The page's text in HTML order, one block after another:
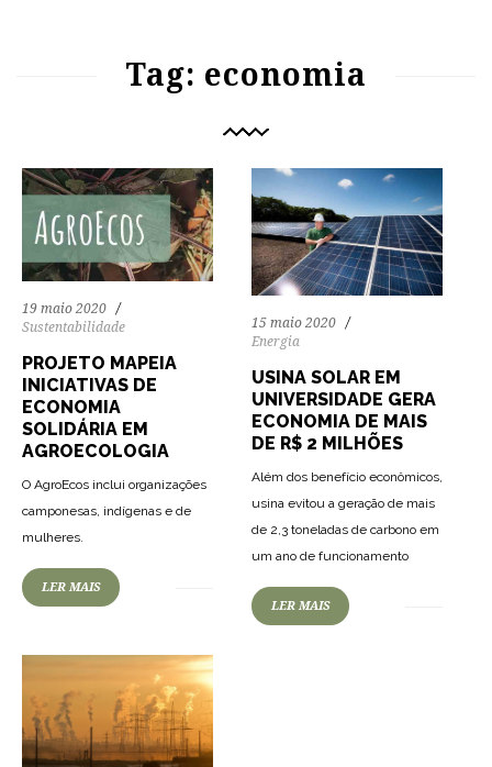
Tag: economia
19 maio 2020
Sustentabilidade
PROJETO MAPEIA
INICIATIVAS DE
ECONOMIA
SOLIDÁRIA EM
AGROECOLOGIA
O AgroEcos inclui organizações
camponesas, indígenas e de
mulheres.
LER MAIS
15 maio 2020
Energia
USINA SOLAR EM
UNIVERSIDADE GERA
ECONOMIA DE MAIS
DE R$ 2 MILHÕES
Além dos benefício econômicos,
usina evitou a geração de mais
de 2,3 toneladas de carbono em
um ano de funcionamento
LER MAIS